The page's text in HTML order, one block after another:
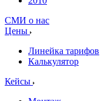
СМИ о нас
Цены
Линейка тарифов
Калькулятор
Кейсы